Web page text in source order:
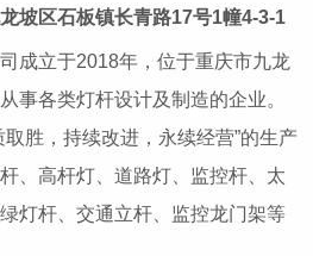
坡区石板镇长青路17号1幢4-3-1
成立于2018年，位于重庆市九龙
事各类灯杆设计及制造的企业。
胜，持续改进，永续经营”的生产
、高杆灯、道路灯、监控杆、太
灯杆、交通立杆、监控龙门架等